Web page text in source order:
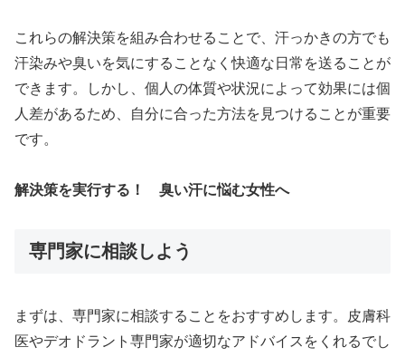
これらの解決策を組み合わせることで、汗っかきの方でも
汗染みや臭いを気にすることなく快適な日常を送ることが
できます。しかし、個人の体質や状況によって効果には個
人差があるため、自分に合った方法を見つけることが重要
です。
解決策を実行する！ 臭い汗に悩む女性へ
専門家に相談しよう
まずは、専門家に相談することをおすすめします。皮膚科
医やデオドラント専門家が適切なアドバイスをくれるでし